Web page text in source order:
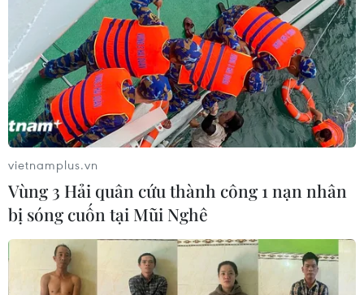
vietnamplus.vn
Vùng 3 Hải quân cứu thành công 1 nạn nhân
bị sóng cuốn tại Mũi Nghê